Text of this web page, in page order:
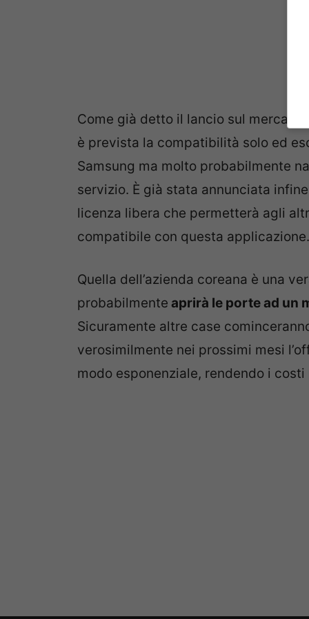
Come già detto il lancio sul mercato
è prevista la compatibilità solo ed
Samsung ma molto probabilmente
servizio. È già stata annunciata infine
licenza libera che permetterà agli
compatibile con questa applicazione.
Quella dell’azienda coreana è una
probabilmente aprirà le porte ad un
Sicuramente altre case
verosimilmente nei prossimi mesi
modo esponenziale, rendendo i